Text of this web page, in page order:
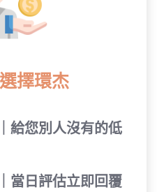
擇環杰
給您別人沒有的低
當日評估立即回覆